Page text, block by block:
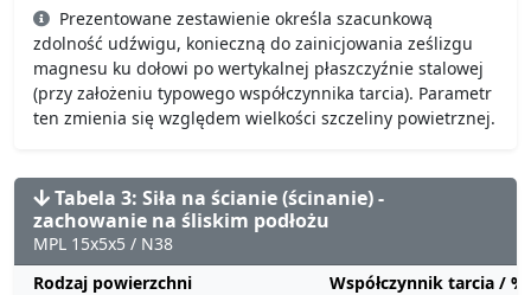
Prezentowane zestawienie określa szacunkową
zdolność udźwigu, konieczną do zainicjowania ześlizgu
magnesu ku dołowi po wertykalnej płaszczyźnie stalowej
(przy założeniu typowego współczynnika tarcia). Parametr
ten zmienia się względem wielkości szczeliny powietrznej.
Tabela 3: Siła na ścianie (ścinanie) -
zachowanie na śliskim podłożu
MPL 15x5x5 / N38
Rodzaj powierzchni
Współczynnik tarcia /